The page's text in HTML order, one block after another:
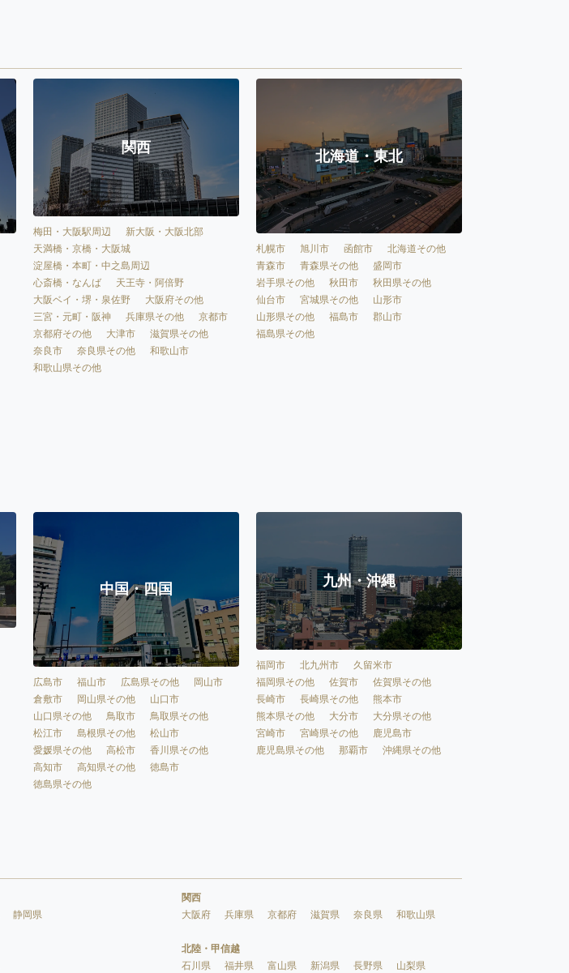
関西
梅田・大阪駅周辺
新大阪・大阪北部
天満橋・京橋・大阪城
淀屋橋・本町・中之島周辺
心斎橋・なんば
天王寺・阿倍野
大阪ベイ・堺・泉佐野
大阪府その他
三宮・元町・阪神
兵庫県その他
京都市
京都府その他
大津市
滋賀県その他
奈良市
奈良県その他
和歌山市
和歌山県その他
北海道・東北
札幌市 旭川市 函館市
北海道その他
青森市
青森県その他
盛岡市
岩手県その他
秋田市
秋田県その他
仙台市
宮城県その他
山形市
山形県その他
福島市
郡山市
福島県その他
中国・四国
広島市 福山市 広島県その他
岡山市
倉敷市
岡山県その他
山口市
山口県その他
鳥取市
鳥取県その他
松江市
島根県その他
松山市
愛媛県その他
高松市
香川県その他
高知市
高知県その他
徳島市
徳島県その他
九州・沖縄
福岡市 北九州市
久留米市
福岡県その他
佐賀市
佐賀県その他
長崎市
長崎県その他
熊本市
熊本県その他
大分市
大分県その他
宮崎市
宮崎県その他
鹿児島市
鹿児島県その他
那覇市 沖縄県その他
静岡県
関西
大阪府
兵庫県 京都府 滋賀県 奈良県 和歌山県
北陸・甲信越
石川県
福井県 富山県 新潟県 長野県 山梨県